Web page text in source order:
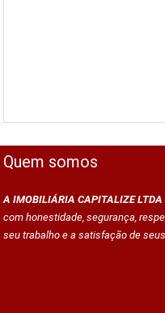
Quem somos
A IMOBILIÁRIA CAPITALIZE LTDA
com honestidade, segurança,
seu trabalho e a satisfação de